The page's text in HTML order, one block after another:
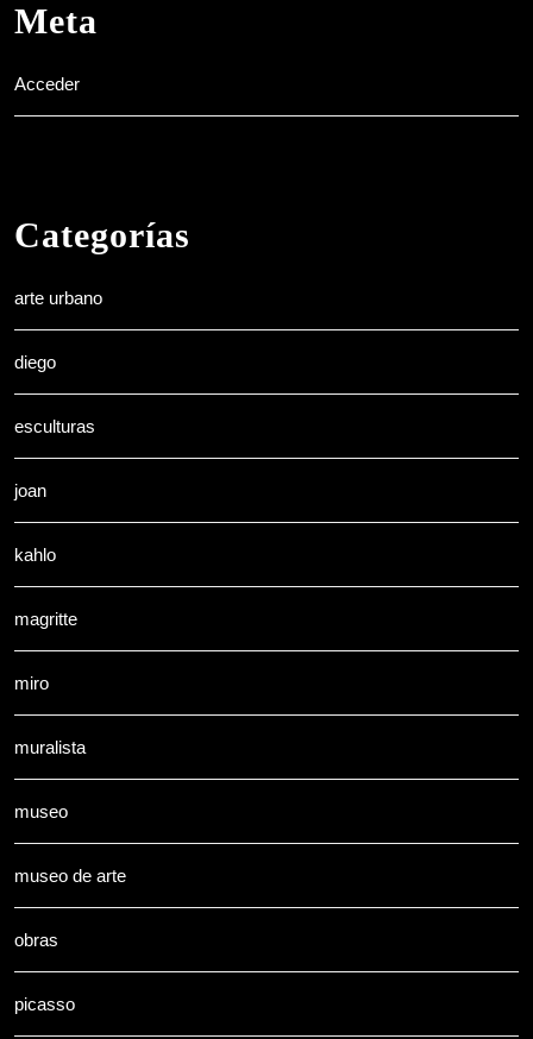
Meta
Acceder
Categorías
arte urbano
diego
esculturas
joan
kahlo
magritte
miro
muralista
museo
museo de arte
obras
picasso